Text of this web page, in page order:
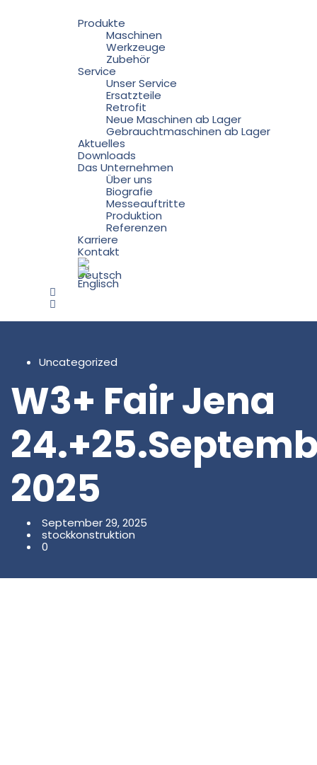
Produkte
Maschinen
Werkzeuge
Zubehör
Service
Unser Service
Ersatzteile
Retrofit
Neue Maschinen ab Lager
Gebrauchtmaschinen ab Lager
Aktuelles
Downloads
Das Unternehmen
Über uns
Biografie
Messeauftritte
Produktion
Referenzen
Karriere
Kontakt
Uncategorized
W3+ Fair Jena
2025
September 29, 2025
stockkonstruktion
0